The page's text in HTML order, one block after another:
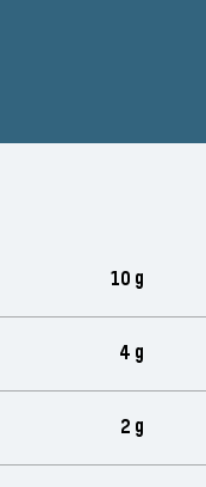
10 g
4 g
2 g